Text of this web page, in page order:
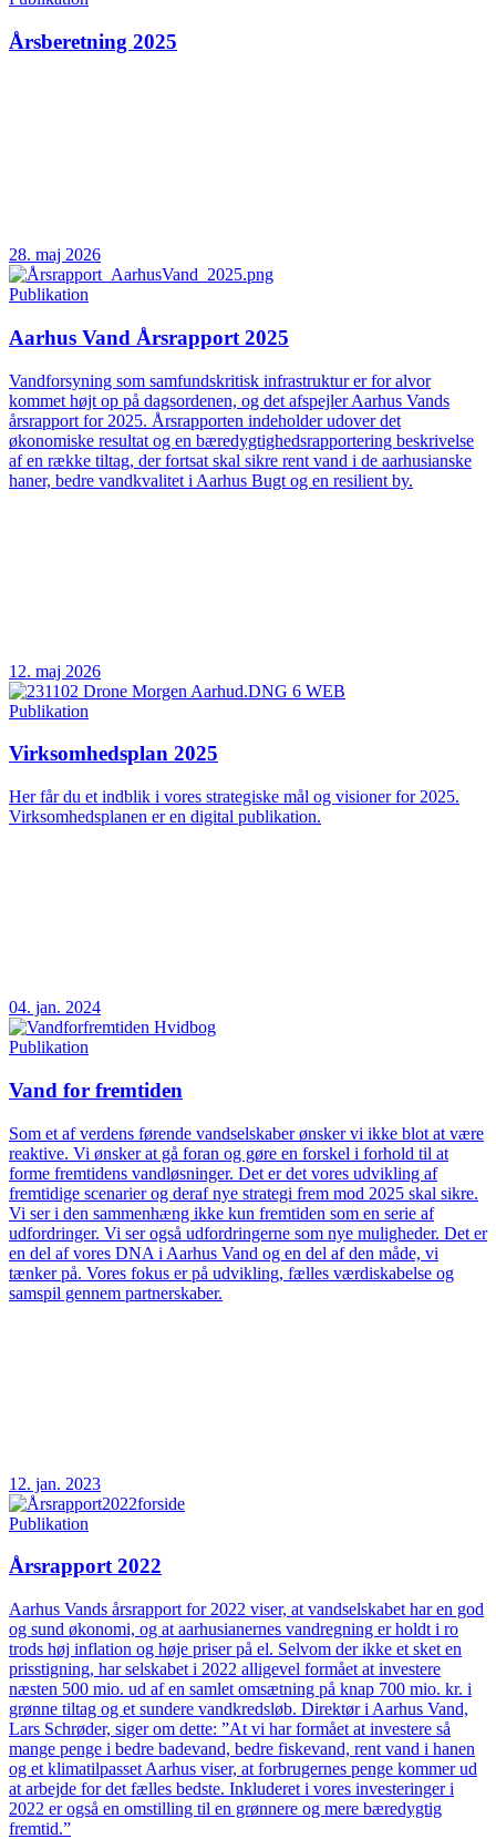
Årsberetning 2025
28. maj 2026
Publikation
Aarhus Vand Årsrapport 2025
Vandforsyning som samfundskritisk infrastruktur er for alvor
kommet højt op på dagsordenen, og det afspejler Aarhus Vands
årsrapport for 2025. Årsrapporten indeholder udover det
økonomiske resultat og en bæredygtighedsrapportering beskrivelse
af en række tiltag, der fortsat skal sikre rent vand i de aarhusianske
haner, bedre vandkvalitet i Aarhus Bugt og en resilient by.
12. maj 2026
Publikation
Virksomhedsplan 2025
Her får du et indblik i vores strategiske mål og visioner for 2025.
Virksomhedsplanen er en digital publikation.
04. jan. 2024
Publikation
Vand for fremtiden
Som et af verdens førende vandselskaber ønsker vi ikke blot at være
reaktive. Vi ønsker at gå foran og gøre en forskel i forhold til at
forme fremtidens vandløsninger. Det er det vores udvikling af
fremtidige scenarier og deraf nye strategi frem mod 2025 skal sikre.
Vi ser i den sammenhæng ikke kun fremtiden som en serie af
udfordringer. Vi ser også udfordringerne som nye muligheder. Det er
en del af vores DNA i Aarhus Vand og en del af den måde, vi
tænker på. Vores fokus er på udvikling, fælles værdiskabelse og
samspil gennem partnerskaber.
12. jan. 2023
Publikation
Årsrapport 2022
Aarhus Vands årsrapport for 2022 viser, at vandselskabet har en god
og sund økonomi, og at aarhusianernes vandregning er holdt i ro
trods høj inflation og høje priser på el. Selvom der ikke et sket en
prisstigning, har selskabet i 2022 alligevel formået at investere
næsten 500 mio. ud af en samlet omsætning på knap 700 mio. kr. i
grønne tiltag og et sundere vandkredsløb. Direktør i Aarhus Vand,
Lars Schrøder, siger om dette: ”At vi har formået at investere så
mange penge i bedre badevand, bedre fiskevand, rent vand i hanen
og et klimatilpasset Aarhus viser, at forbrugernes penge kommer ud
at arbejde for det fælles bedste. Inkluderet i vores investeringer i
2022 er også en omstilling til en grønnere og mere bæredygtig
fremtid.”